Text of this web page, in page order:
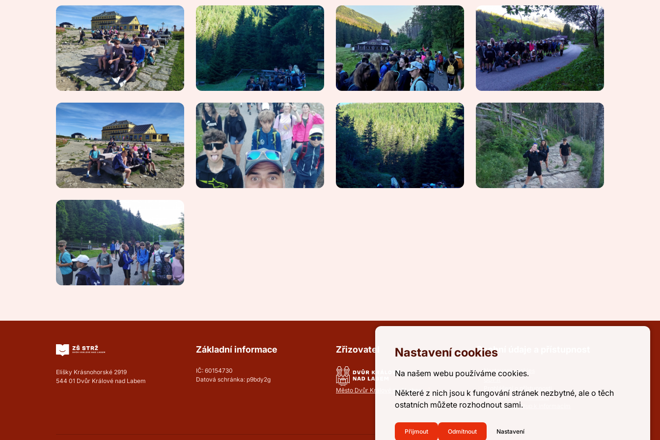
Elišky Krásnohorské 2919
544 01 Dvůr Králové nad Labem
Základní informace
IČ: 60154730
Datová schránka: p9bdy2g
Zřizovatel
Město Dvůr Králové nad Labem
Osobní údaje a přístupnost
Nastavení cookies
Prohlášení o přístupnosti
Ochrana oznamovatelů
Svobodný přístup k informacím
Nastavení cookies
Na našem webu používáme cookies.
Některé z nich jsou k fungování stránek nezbytné, ale o těch
ostatních můžete rozhodnout sami.
Přijmout Odmítnout Nastavení